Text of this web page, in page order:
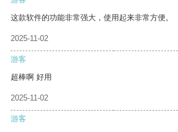
这款软件的功能非常强大，使用起来非常方便。
2025-11-02
游客
超棒啊 好用
2025-11-02
游客